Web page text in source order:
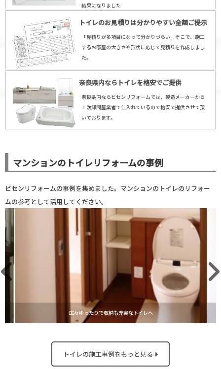
結果になりました
トイレのお見積りは分かりやすい全額ご提示
「見積りが多項目になって分かりづらい」そこで、施工
するお部屋の大きさや形状に応じて見積りを作成しまし
た。
奈良県内ならトイレを格安でご提供
奈良県内ならビセンリフォームでは、製造メーカーから
１次卸問屋業者で仕入れているので格安で提供させて頂
いております。
マンションのトイレリフォームの事例
ビセンリフォームの事例を集めました。マンションのトイレのリフォー
ムの参考として活用してください。
広々ゆったりで収納も充実なトイレへ
トイレの施工事例をもっと見る